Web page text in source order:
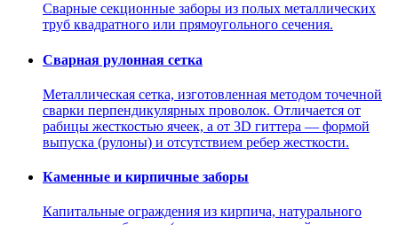
Сварные секционные заборы из полых металлических
труб квадратного или прямоугольного сечения.
Сварная рулонная сетка
Металлическая сетка, изготовленная методом точечной
сварки перпендикулярных проволок. Отличается от
рабицы жесткостью ячеек, а от 3D гиттера — формой
выпуска (рулоны) и отсутствием ребер жесткости.
Каменные и кирпичные заборы
Капитальные ограждения из кирпича, натурального